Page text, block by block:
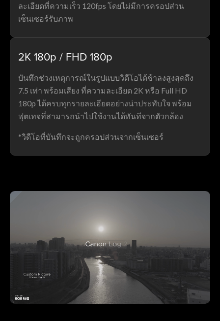
ละเอียดที่ความเร็ว 120fps โดยไม่มีการครอปส่วน
เซ็นเซอร์รับภาพ
2K 180p / FHD 180p
บันทึกช่วงเหตุการณ์ในรูปแบบวิดีโอได้ช้าลงสูงสุดถึง
7.5 เท่า พร้อมเสียง ที่ความละเอียด 2K หรือ Full HD
180p ได้ครบทุกรายละเอียดอย่างน่าประทับใจ พร้อม
ฟุตเทจที่สามารถนำไปใช้งานได้ทันทีจากตัวกล้อง
*วิดีโอที่บันทึกจะถูกครอปส่วนจากเซ็นเซอร์